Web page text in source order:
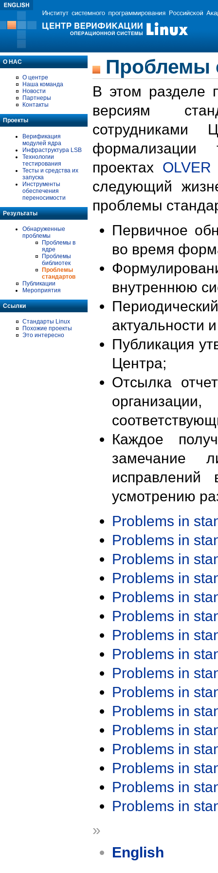
О НАС
О центре
Наша команда
Новости
Партнеры
Контакты
Проекты
Верификация
модулей ядра
Инфраструктура LSB
Технологии
тестирования
Тесты и средства их
запуска
Инструменты
обеспечения
переносимости
Результаты
Обнаруженные
проблемы
Проблемы в
ядре
Проблемы
библиотек
Проблемы
стандартов
Публикации
Мероприятия
Ссылки
Стандарты Linux
Похожие проекты
Это интересно
Проблемы
В этом разделе
версиям
формализации
проектах OLVER
следующий
проблемы
Первичное
во время
внутреннюю
актуальности
Публикация
Центра;
Отсылка
Каждое
замечание
исправлений
усмотрению
Problems in
Problems in
Problems in
Problems in
Problems in
Problems in
Problems in
Problems in
Problems in
Problems in
Problems in
Problems in
Problems in
Problems in
Problems in
Problems in
»
English